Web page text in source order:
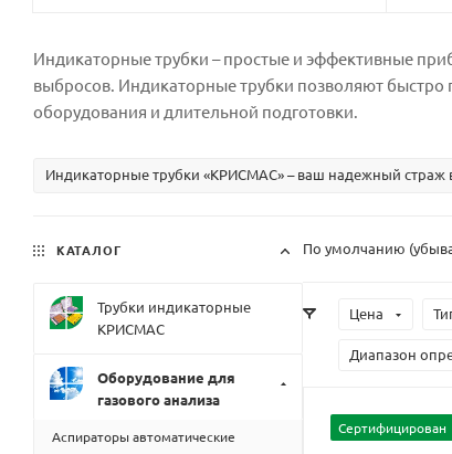
Индикаторные трубки – простые и эффективные
выбросов. Индикаторные трубки позволяют быстро
оборудования и длительной подготовки.
Индикаторные трубки «КРИСМАС» – ваш надежный страж
По умолчанию
Цена
Диапазон
Сертифицирован
КАТАЛОГ
Трубки индикаторные
КРИСМАС
Оборудование для
газового анализа
Аспираторы автоматические